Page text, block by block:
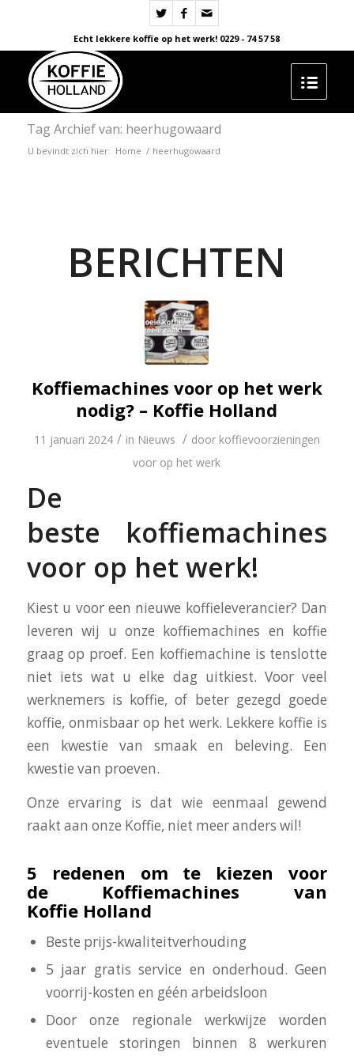
Echt lekkere koffie op het werk! 0229 - 74 57 58
Tag Archief van: heerhugowaard
U bevindt zich hier: Home / heerhugowaard
BERICHTEN
Koffiemachines voor op het werk
nodig? – Koffie Holland
11 januari 2024 / in Nieuws / door koffievoorzieningen
voor op het werk
De
beste koffiemachines
voor op het werk!
Kiest u voor een nieuwe koffieleverancier? Dan
leveren wij u onze koffiemachines en koffie
graag op proef. Een koffiemachine is tenslotte
niet iets wat u elke dag uitkiest. Voor veel
werknemers is koffie, of beter gezegd goede
koffie, onmisbaar op het werk. Lekkere koffie is
een kwestie van smaak en beleving. Een
kwestie van proeven.
Onze ervaring is dat wie eenmaal gewend
raakt aan onze Koffie, niet meer anders wil!
5 redenen om te kiezen voor
de Koffiemachines van
Koffie Holland
Beste prijs-kwaliteitverhouding
5 jaar gratis service en onderhoud. Geen
voorrij-kosten en géén arbeidsloon
Door onze regionale werkwijze worden
eventuele storingen binnen 8 werkuren